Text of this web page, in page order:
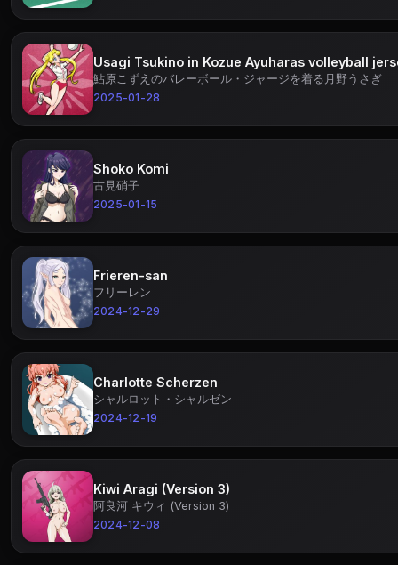
Usagi Tsukino in Kozue Ayuharas volleyball
鮎原こずえのバレーボール・ジャージを着る月野うさぎ
2025-01-28
Shoko Komi
古見硝子
2025-01-15
Frieren-san
フリーレン
2024-12-29
Charlotte Scherzen
シャルロット・シャルゼン
2024-12-19
Kiwi Aragi (Version 3)
阿良河 キウィ (Version 3)
2024-12-08